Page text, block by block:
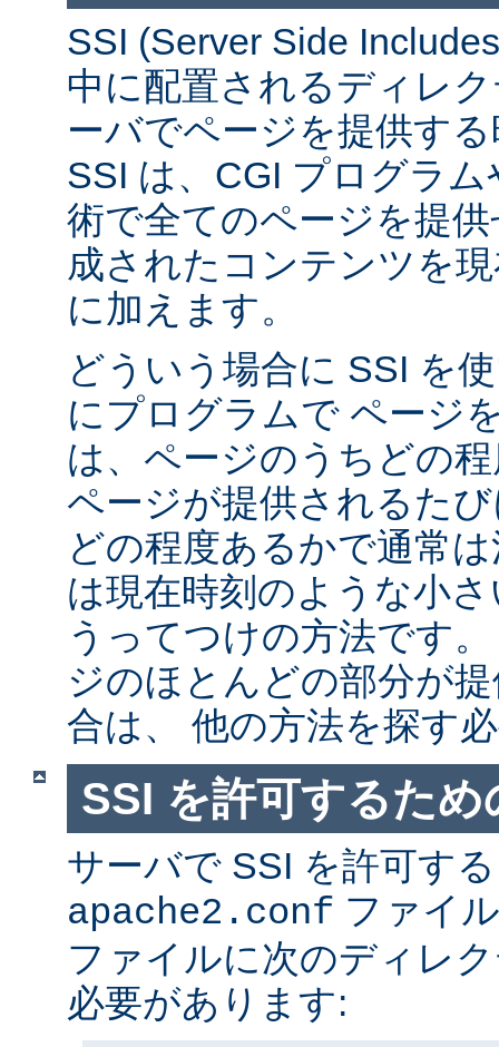
SSI (Server Side
中に配置されるディレ
ーバでページを提供す
SSI は、CGI プログラ
術で全てのページを提
成されたコンテンツを
に加えます。
どういう場合に SSI を
にプログラムで ページ
は、ページのうちどの
ページが提供されるた
どの程度あるかで通常
は現在時刻のような小
うってつけの方法です
ジのほとんどの部分が
合は、 他の方法を探す
SSI を許可するた
サーバで SSI を許可す
apache2.conf ファイ
ファイルに次のディレ
必要があります: